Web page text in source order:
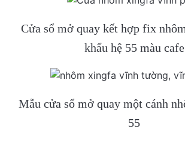
Cửa sổ mở quay kết hợp fix
khẩu hệ 55 màu cafe
Mẫu cửa sổ mở quay một cánh
55